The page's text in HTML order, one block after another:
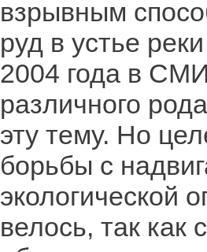
взрывным
руд в устье
2004 года в
различного
эту тему. Но
борьбы с
экологической
велось, так как